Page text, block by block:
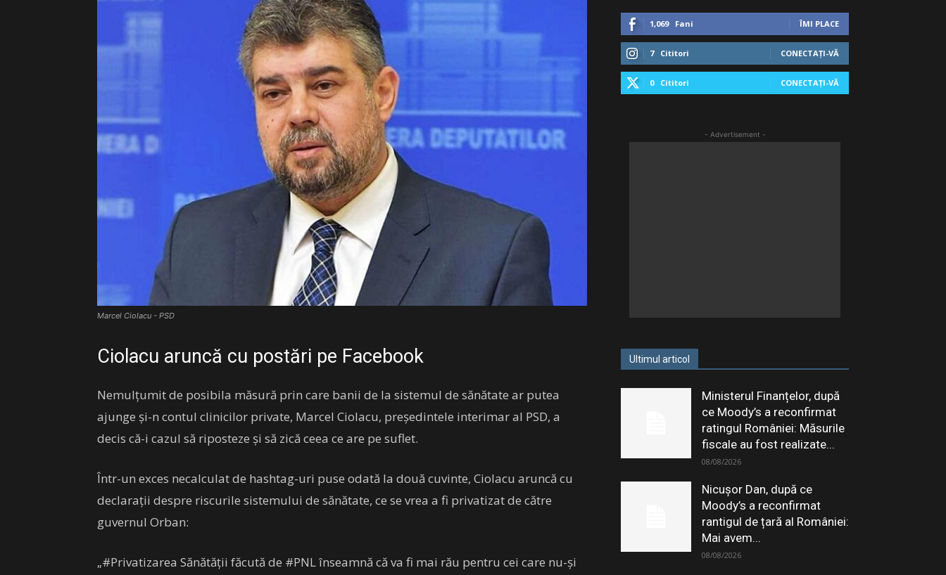
Marcel Ciolacu - PSD
Ciolacu aruncă cu postări pe Facebook
Nemulțumit de posibila măsură prin care banii de la sistemul de sănătate ar putea
ajunge și-n contul clinicilor private, Marcel Ciolacu, președintele interimar al PSD, a
decis că-i cazul să riposteze și să zică ceea ce are pe suflet.
Într-un exces necalculat de hashtag-uri puse odată la două cuvinte, Ciolacu aruncă cu
declarații despre riscurile sistemului de sănătate, ce se vrea a fi privatizat de către
guvernul Orban:
„#Privatizarea Sănătății făcută de #PNL înseamnă că va fi mai rău pentru cei care nu-și
1,069 Fani ÎMI PLACE
7 Cititori CONECTAȚI-VĂ
0 Cititori CONECTAȚI-VĂ
- Advertisement -
Ultimul articol
Ministerul Finanțelor, după
ce Moody’s a reconfirmat
ratingul României: Măsurile
fiscale au fost realizate...
08/08/2026
Nicușor Dan, după ce
Moody’s a reconfirmat
rantigul de țară al României:
Mai avem...
08/08/2026